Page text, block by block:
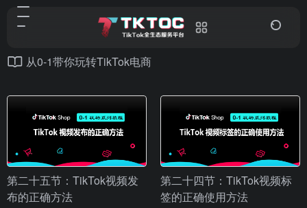
从0-1带你玩转TikTok电商
第二十五节：TikTok视频发
布的正确方法
第二十四节：TikTok视频标
签的正确使用方法